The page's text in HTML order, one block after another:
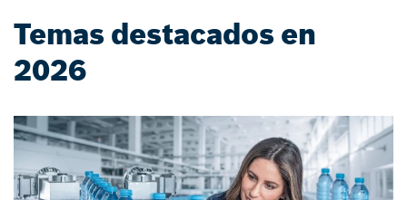
Temas destacados en
2026